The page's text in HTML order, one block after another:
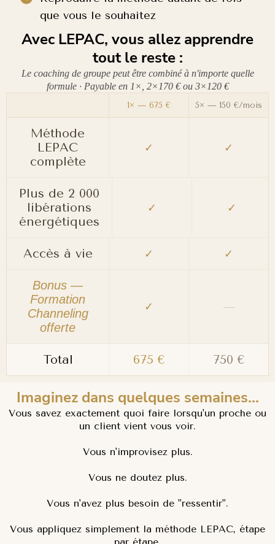
que vous le souhaitez
Avec LEPAC, vous allez apprendre
tout le reste :
Le coaching de groupe peut être combiné à n'importe quelle
formule · Payable en 1×, 2×170 € ou 3×120 €
1× — 675 € 5× — 150 €/mois
Méthode
LEPAC
complète
✓ ✓
Plus de 2 000
libérations
énergétiques
✓ ✓
Accès à vie ✓ ✓
Bonus —
Formation
Channeling
offerte
✓ —
Total 675 € 750 €
Imaginez dans quelques semaines...
Vous savez exactement quoi faire lorsqu'un proche ou
un client vient vous voir.
Vous n'improvisez plus.
Vous ne doutez plus.
Vous n'avez plus besoin de "ressentir".
Vous appliquez simplement la méthode LEPAC, étape